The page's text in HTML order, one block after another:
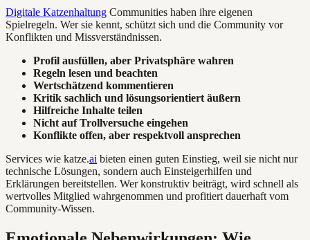
Digitale Katzenhaltung Communities haben ihre eigenen
Spielregeln. Wer sie kennt, schützt sich und die Community vor
Konflikten und Missverständnissen.
Profil ausfüllen, aber Privatsphäre wahren
Regeln lesen und beachten
Wertschätzend kommentieren
Kritik sachlich und lösungsorientiert äußern
Hilfreiche Inhalte teilen
Nicht auf Trollversuche eingehen
Konflikte offen, aber respektvoll ansprechen
Services wie katze.ai bieten einen guten Einstieg, weil sie nicht nur
technische Lösungen, sondern auch Einsteigerhilfen und
Erklärungen bereitstellen. Wer konstruktiv beiträgt, wird schnell als
wertvolles Mitglied wahrgenommen und profitiert dauerhaft vom
Community-Wissen.